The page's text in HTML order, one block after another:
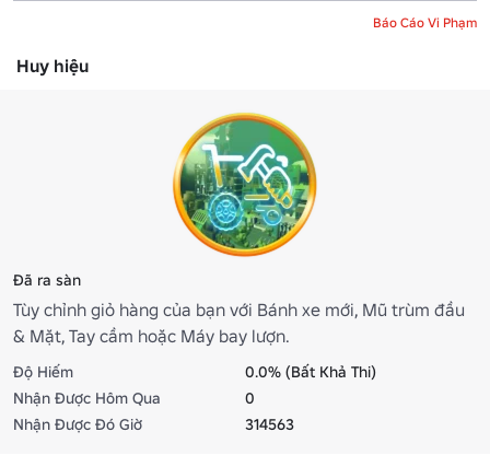
Báo Cáo Vi Phạm
Huy hiệu
Đã ra sàn
Tùy chỉnh giỏ hàng của bạn với Bánh xe mới, Mũ trùm đầu
& Mặt, Tay cầm hoặc Máy bay lượn.
Độ Hiếm
0.0% (Bất Khả Thi)
Nhận Được Hôm Qua
0
Nhận Được Đó Giờ
314563